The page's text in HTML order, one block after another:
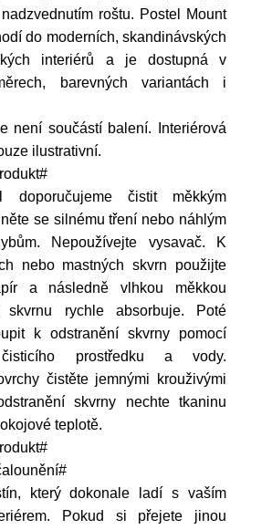
roštu. Postel Mount
do moderních, skandinávských
interiérů a je dostupná v
barevných variantách i
není součástí balení. Interiérová
ilustrativní.
doporučujeme čistit měkkým
se silnému tření nebo náhlým
Nepoužívejte vysavač. K
nebo mastných skvrn použijte
a následně vlhkou měkkou
skvrnu rychle absorbuje. Poté
k odstranění skvrny pomocí
čisticího prostředku a vody.
čistěte jemnými krouživými
skvrny nechte tkaninu
teplotě.
který dokonale ladí s vaším
Pokud si přejete jinou